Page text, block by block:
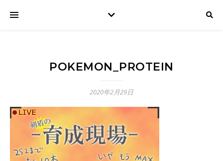
POKEMON_PROTEIN
2020年2月29日